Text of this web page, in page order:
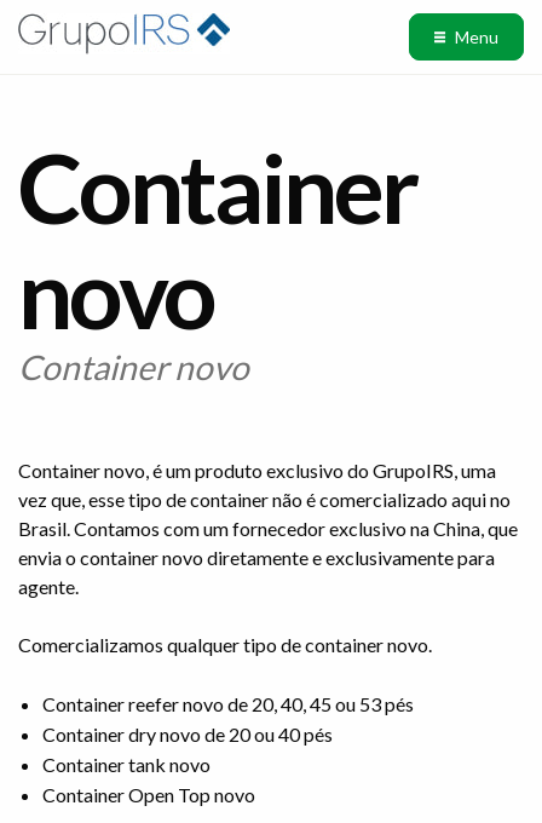
Menu
Container
novo
Container novo
Container novo, é um produto exclusivo do GrupoIRS, uma
vez que, esse tipo de container não é comercializado aqui no
Brasil. Contamos com um fornecedor exclusivo na China, que
envia o container novo diretamente e exclusivamente para
agente.
Comercializamos qualquer tipo de container novo.
Container reefer novo de 20, 40, 45 ou 53 pés
Container dry novo de 20 ou 40 pés
Container tank novo
Container Open Top novo